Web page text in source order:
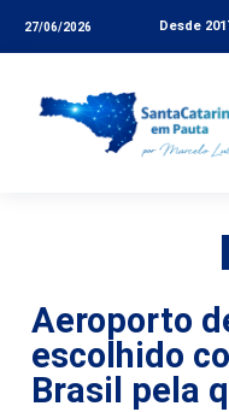
27/06/2026 Desde
Aeroporto
escolhido
Brasil pela